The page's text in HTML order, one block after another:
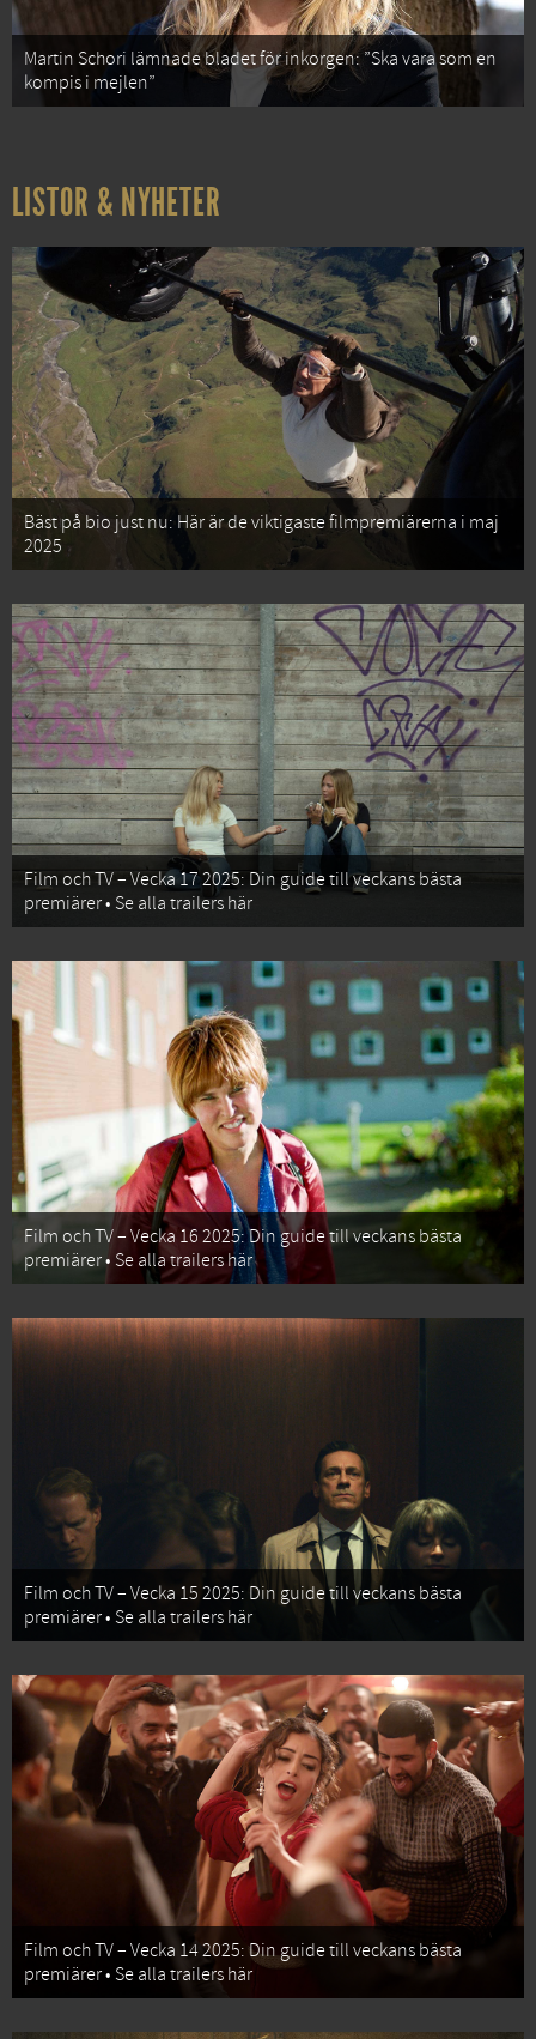
Martin Schori lämnade bladet för inkorgen: ”Ska vara som en
kompis i mejlen”
LISTOR & NYHETER
Bäst på bio just nu: Här är de viktigaste filmpremiärerna i maj
2025
Film och TV – Vecka 17 2025: Din guide till veckans bästa
premiärer • Se alla trailers här
Film och TV – Vecka 16 2025: Din guide till veckans bästa
premiärer • Se alla trailers här
Film och TV – Vecka 15 2025: Din guide till veckans bästa
premiärer • Se alla trailers här
Film och TV – Vecka 14 2025: Din guide till veckans bästa
premiärer • Se alla trailers här